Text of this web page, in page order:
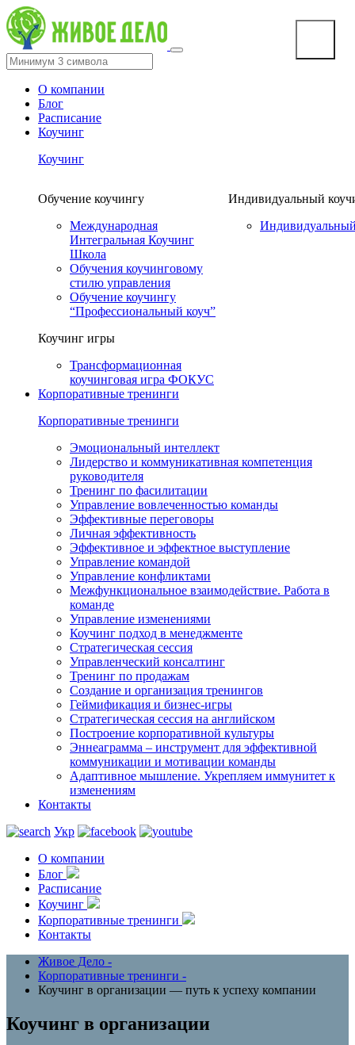
О компании
Блог
Расписание
Коучинг
Коучинг
Обучение коучингу
Международная
Интегральная Коучинг
Школа
Обучения коучинговому
стилю управления
Обучение коучингу
“Профессиональный коуч”
Индивидуальный
Коучинг игры
Трансформационная
коучинговая игра ФОКУС
Корпоративные тренинги
Корпоративные тренинги
Эмоциональный интеллект
Лидерство и коммуникативная компетенция
руководителя
Тренинг по фасилитации
Управление вовлеченностью команды
Эффективные переговоры
Личная эффективность
Эффективное и эффектное выступление
Управление командой
Управление конфликтами
Межфункциональ­ное взаимодействие. Работа в
команде
Управление изменениями
Коучинг подход в менеджменте
Стратегическая сессия
Управленческий консалтинг
Тренинг по продажам
Создание и организация тренингов
Геймификация и бизнес-игры
Стратегическая сессия на английском
Построение корпоративной культуры
Эннеаграмма – инструмент для эффективной
коммуникации и мотивации команды
Адаптивное мышление. Укрепляем иммунитет к
изменениям
Контакты
Укр
О компании
Блог
Расписание
Коучинг
Корпоративные тренинги
Контакты
Живое Дело -
Корпоративные тренинги -
Коучинг в организации — путь к успеху компании
Коучинг в организации